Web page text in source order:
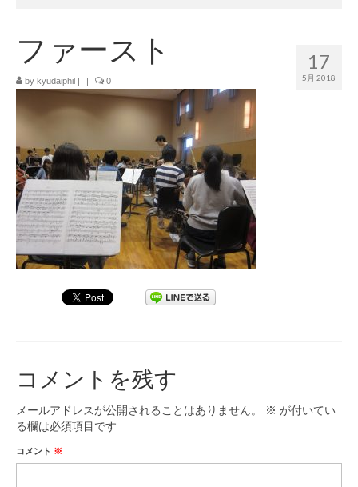
演奏会情報
卒業記念演奏会2027
九大フィルの歴史
ご寄付のお願い
演奏会の歴史
出張演奏
九大フィル特集ページ
17
5月 2018
ファースト
by kyudaiphil 0
コメントを残す
メールアドレスが公開されることはありません。 ※ が付いてい
る欄は必須項目です
コメント ※